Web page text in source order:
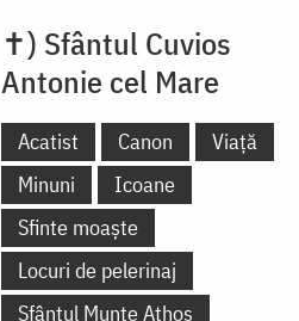
✝) Sfântul Cuvios
Antonie cel Mare
Acatist Canon
Viață
Minuni
Icoane
Sfinte moaște
Locuri de pelerinaj
Sfântul Munte Athos